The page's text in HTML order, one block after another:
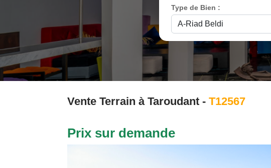
Type de Bien :
Vente Terrain à Taroudant - T12567
Prix sur demande